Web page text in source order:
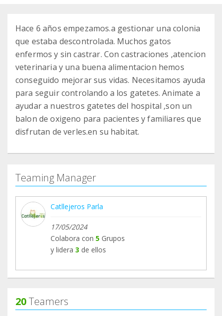
Hace 6 años empezamos.a gestionar una colonia
que estaba descontrolada. Muchos gatos
enfermos y sin castrar. Con castraciones ,atencion
veterinaria y una buena alimentacion hemos
conseguido mejorar sus vidas. Necesitamos ayuda
para seguir controlando a los gatetes. Animate a
ayudar a nuestros gatetes del hospital ,son un
balon de oxigeno para pacientes y familiares que
disfrutan de verles.en su habitat.
Teaming Manager
Catllejeros Parla
17/05/2024
Colabora con 5 Grupos
y lidera 3 de ellos
20Teamers